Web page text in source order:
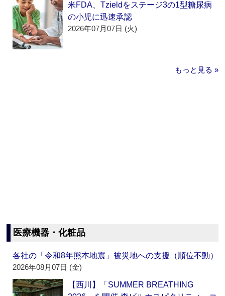
米FDA、Tzieldをステージ3の1型糖尿病
の小児に迅速承認
2026年07月07日 (火)
もっと見る »
医療機器・化粧品
各社の「令和8年熊本地震」被災地への支援（順位不動）
2026年08月07日 (金)
【西川】「SUMMER BREATHING